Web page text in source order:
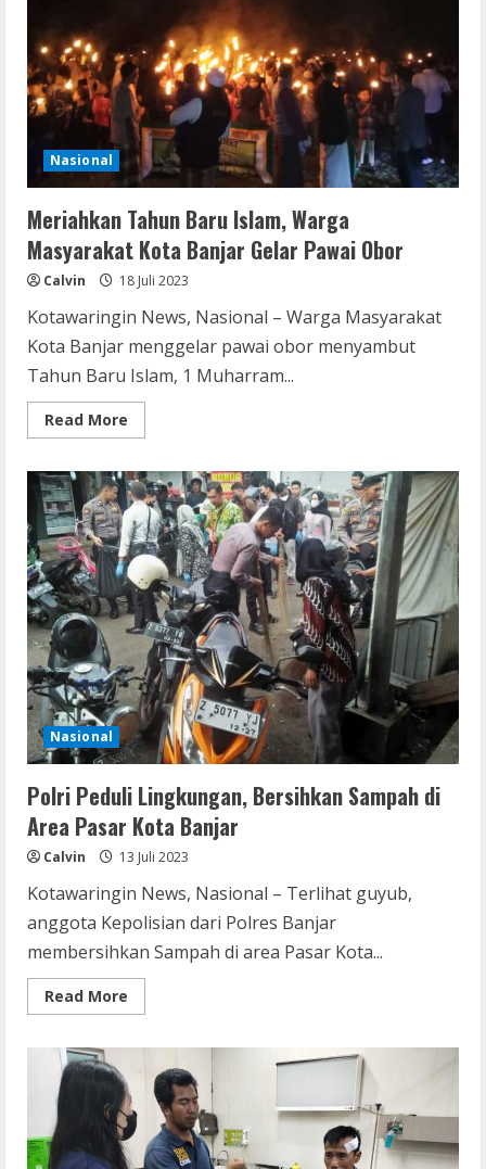
Nasional
Meriahkan Tahun Baru Islam, Warga
Masyarakat Kota Banjar Gelar Pawai Obor
Calvin 18 Juli 2023
Kotawaringin News, Nasional – Warga Masyarakat
Kota Banjar menggelar pawai obor menyambut
Tahun Baru Islam, 1 Muharram...
Read More
more
Tahun
Baru
Islam,
Warga
Masyarakat
Kota
Banjar
Gelar
Pawai
Obor
Nasional
Polri Peduli Lingkungan, Bersihkan Sampah di
Area Pasar Kota Banjar
Calvin 13 Juli 2023
Kotawaringin News, Nasional – Terlihat guyub,
anggota Kepolisian dari Polres Banjar
membersihkan Sampah di area Pasar Kota...
Read More
more
Lingkungan,
Bersihkan
Sampah
di
Area
Pasar
Kota